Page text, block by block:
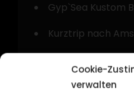
Cookie-
verwalten
Gyp`Sea Kustom
Kurztrip nach